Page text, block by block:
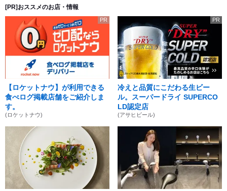
[PR]おススメのお店・情報
PR
【ロケットナウ】が利用できる
食べログ掲載店舗をご紹介しま
す。
(ロケットナウ)
PR
冷えと品質にこだわる生ビー
ル。スーパードライ SUPERCO
LD認定店
(アサヒビール)